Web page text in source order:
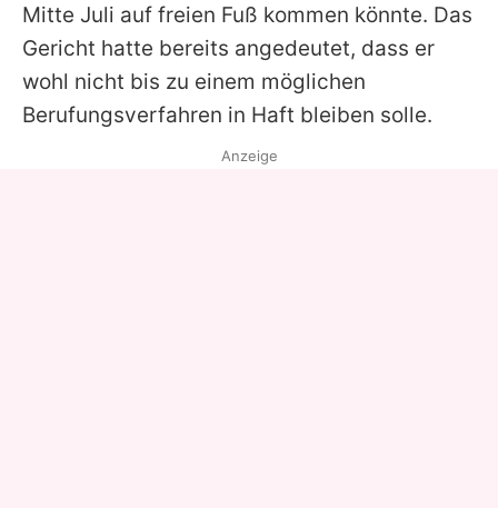
Utiq verwalten
Mitte Juli auf freien Fuß kommen könnte. Das
Gericht hatte bereits angedeutet, dass er
wohl nicht bis zu einem möglichen
Berufungsverfahren in Haft bleiben solle.
Anzeige